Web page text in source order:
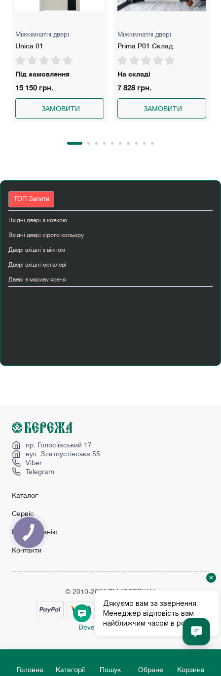
Головна Категорії Пошук Обране Корзина
Міжкімнатні двері
Unica 01
Під замовлення
15 150 грн.
ЗАМОВИТИ
Міжкімнатні двері
Prima P01 Склад
На складі
7 828 грн.
ЗАМОВИТИ
ТОП Запити
Вхідні двері з ковкою
Вхідні двері сірого кольору
Двері вхідні з вікном
Двері вхідні металеві
Двері з масиву ясеня
Міжкімнатні двері інтернет магазин
Сірі міжкімнатні двері
Wakewood двері
пр. Голосіївський 17
вул. Златоустівська 55
Viber
Telegram
Каталог
Сервіс
Про компанію
Контакти
© 2010-2026 ТМ "БЕРЕЖА"
Developed by Crope